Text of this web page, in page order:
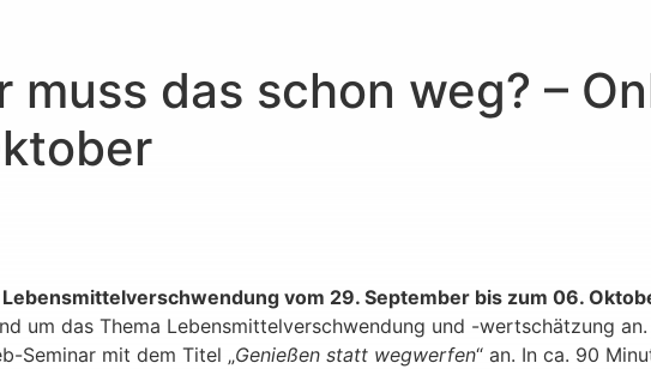
das schon weg? –
vom 29. September bis zum 06.
um das Thema Lebensmittelverschwendung und -wertschätzung
Seminar mit dem Titel „Genießen statt wegwerfen“ an. In ca. 90